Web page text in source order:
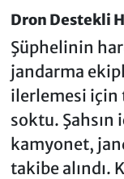
Dron Destekli
Şüphelinin
jandarma
ilerlemesi için
soktu.
kamyonet,
takibe alındı.